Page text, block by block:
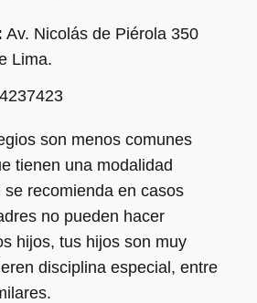
Av. Nicolás de Piérola 350
Lima.
son menos comunes
tienen una modalidad
recomienda en casos
no pueden hacer
hijos, tus hijos son muy
disciplina especial, entre